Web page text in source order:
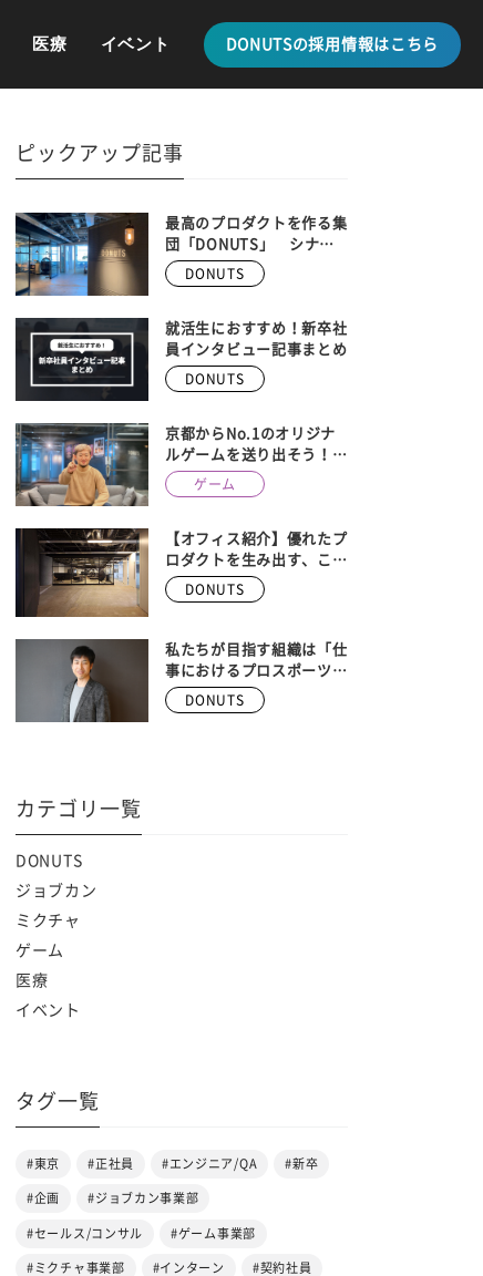
医療 イベント DONUTSの採用情報はこちら
ピックアップ記事
最高のプロダクトを作る集
団「DONUTS」 シナ
ジーを生み出す、最新の事
業内容を全紹介
DONUTS
就活生におすすめ！新卒社
員インタビュー記事まとめ
DONUTS
京都からNo.1のオリジナ
ルゲームを送り出そう！
DONUTS GAMES、京都メ
ンバー大募集！！ 【株式
ゲーム事業部長 安藤武博
インタビュー】
ゲーム
【オフィス紹介】優れたプ
ロダクトを生み出す、こだ
わりの空間。Donutsの本
社オフィスを大公開！
DONUTS
私たちが目指す組織は「仕
事におけるプロスポーツ
チーム」
DONUTS
カテゴリ一覧
DONUTS
ジョブカン
ミクチャ
ゲーム
医療
イベント
タグ一覧
#東京 #正社員 #エンジニア/QA #新卒
#企画 #ジョブカン事業部
#セールス/コンサル #ゲーム事業部
#ミクチャ事業部 #インターン #契約社員